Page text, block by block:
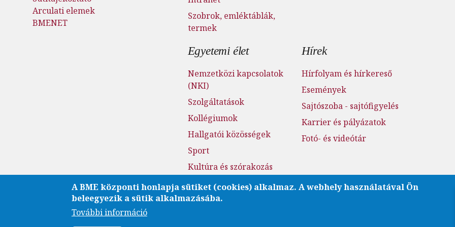
Arculati elemek
BMENET
Szobrok, emléktáblák,
termek
Egyetemi élet
Nemzetközi kapcsolatok
(NKI)
Szolgáltatások
Kollégiumok
Hallgatói közösségek
Sport
Kultúra és szórakozás
Fenntarthatóság
Családbarát BME
Hírek
Hírfolyam és hírkereső
Események
Sajtószoba - sajtófigyelés
Karrier és pályázatok
Fotó- és videótár
A BME központi honlapja sütiket (cookies) alkalmaz. A webhely használatával Ön
beleegyezik a sütik alkalmazásába.
További információ